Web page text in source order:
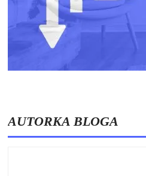
AUTORKA BLOGA